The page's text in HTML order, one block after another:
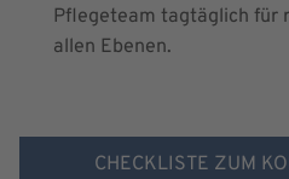
Pflegeteam tagtäglich für
allen Ebenen.
CHECKLISTE ZUM